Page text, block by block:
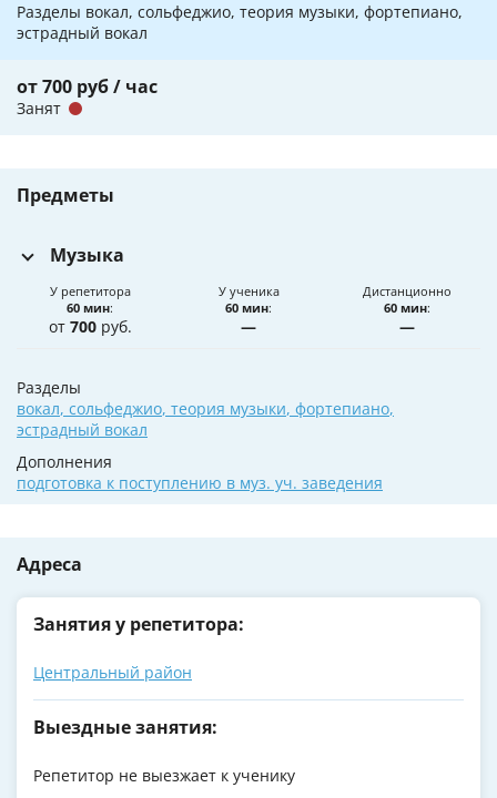
Разделы вокал, сольфеджио, теория музыки, фортепиано,
эстрадный вокал
от 700 руб / час
Занят
Предметы
Музыка
У репетитора
60 мин:
от 700руб.
У ученика
60 мин:
—
Дистанционно
60 мин:
—
Разделы
вокал, сольфеджио, теория музыки, фортепиано,
эстрадный вокал
Дополнения
подготовка к поступлению в муз. уч. заведения
Адреса
Занятия у репетитора:
Центральный район
Выездные занятия:
Репетитор не выезжает к ученику